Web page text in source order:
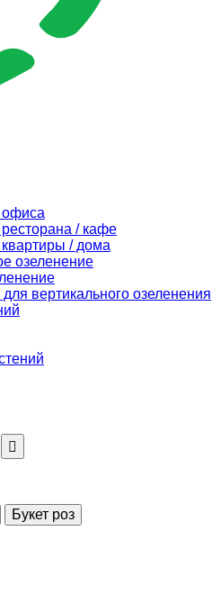
офиса
/ кафе
/ дома
озеленение
вертикального озеленения
Букет роз